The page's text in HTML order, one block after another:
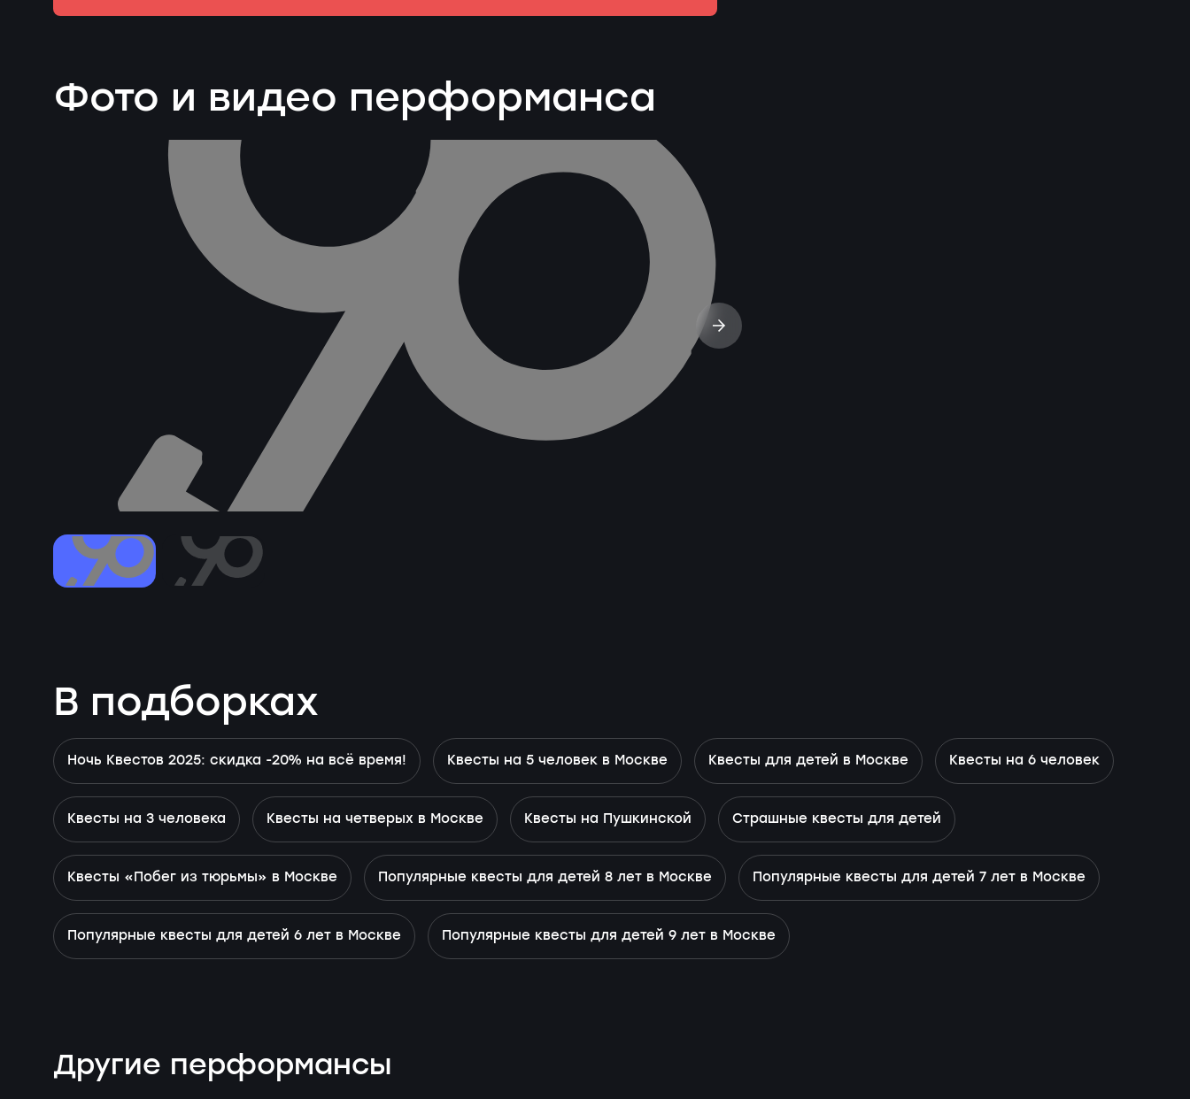
Фото и видео перформанса
В подборках
Ночь Квестов 2025: скидка -20% на всё время! Квесты на 5 человек в Москве Квесты для детей в Москве Квесты на 6 человек
Квесты на 3 человека Квесты на четверых в Москве Квесты на Пушкинской Страшные квесты для детей
Квесты «Побег из тюрьмы» в Москве Популярные квесты для детей 8 лет в Москве Популярные квесты для детей 7 лет в Москве
Популярные квесты для детей 6 лет в Москве Популярные квесты для детей 9 лет в Москве
Другие перформансы